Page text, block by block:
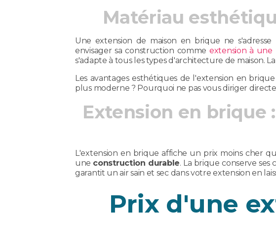
Matériau
Une extension de maison en brique ne
envisager sa construction commeextension à une
s'adapte à tous les types d'architecture de maison.
Les avantages esthétiques de l'extension en
plus moderne ? Pourquoi ne pas vous diriger
Extension en
L'extension en brique affiche un prix moins cher
une construction durable. La brique conserve
garantit un air sain et sec dans votre extension en
Prix d'une